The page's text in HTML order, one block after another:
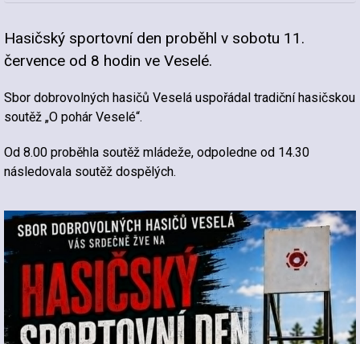
Nadpis článku
Hasičský sportovní den proběhl v sobotu 11.
července od 8 hodin ve Veselé.
Sbor dobrovolných hasičů Veselá uspořádal tradiční hasičskou
soutěž „O pohár Veselé“.
Od 8.00 proběhla soutěž mládeže, odpoledne od 14.30
následovala soutěž dospělých.